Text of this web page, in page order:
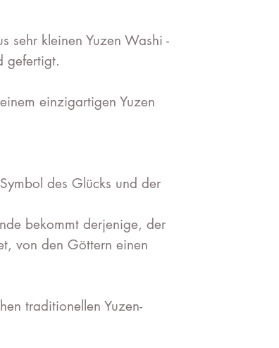
sehr kleinen Yuzen Washi -
gefertigt.
einzigartigen Yuzen
des Glücks und der
bekommt derjenige, der
von den Göttern einen
traditionellen Yuzen-